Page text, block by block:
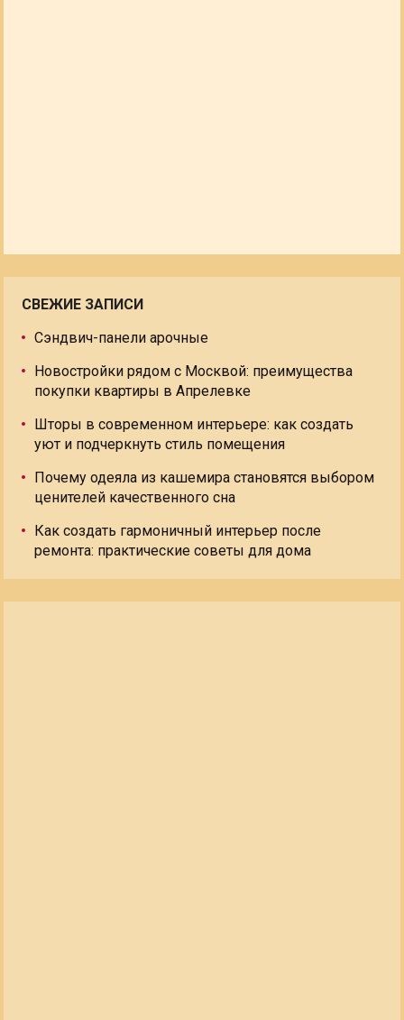
СВЕЖИЕ ЗАПИСИ
Сэндвич-панели арочные
Новостройки рядом с Москвой: преимущества
покупки квартиры в Апрелевке
Шторы в современном интерьере: как создать
уют и подчеркнуть стиль помещения
Почему одеяла из кашемира становятся выбором
ценителей качественного сна
Как создать гармоничный интерьер после
ремонта: практические советы для дома